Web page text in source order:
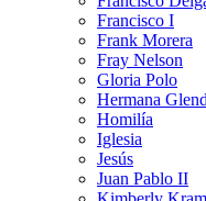
Francisco I
Frank Morera
Fray Nelson
Gloria Polo
Hermana
Homilía
Iglesia
Jesús
Juan Pablo II